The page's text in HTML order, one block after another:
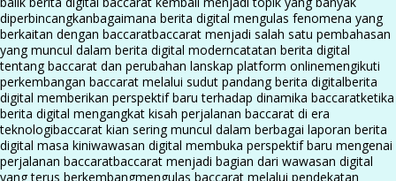
diperbincangkanbagaimana berita digital mengulas fenomena yang
berkaitan dengan baccaratbaccarat menjadi salah satu pembahasan
yang muncul dalam berita digital moderncatatan berita digital
tentang baccarat dan perubahan lanskap platform onlinemengikuti
perkembangan baccarat melalui sudut pandang berita digitalberita
digital memberikan perspektif baru terhadap dinamika baccaratketika
berita digital mengangkat kisah perjalanan baccarat di era
teknologibaccarat kian sering muncul dalam berbagai laporan berita
digital masa kiniwawasan digital membuka perspektif baru mengenai
perjalanan baccaratbaccarat menjadi bagian dari wawasan digital
yang terus berkembangmengulas baccarat melalui pendekatan